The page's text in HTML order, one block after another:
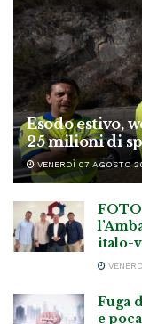
Esodo estivo,
25 milioni di
VENERDÌ 07 AGOSTO
italo-
Fuga
e